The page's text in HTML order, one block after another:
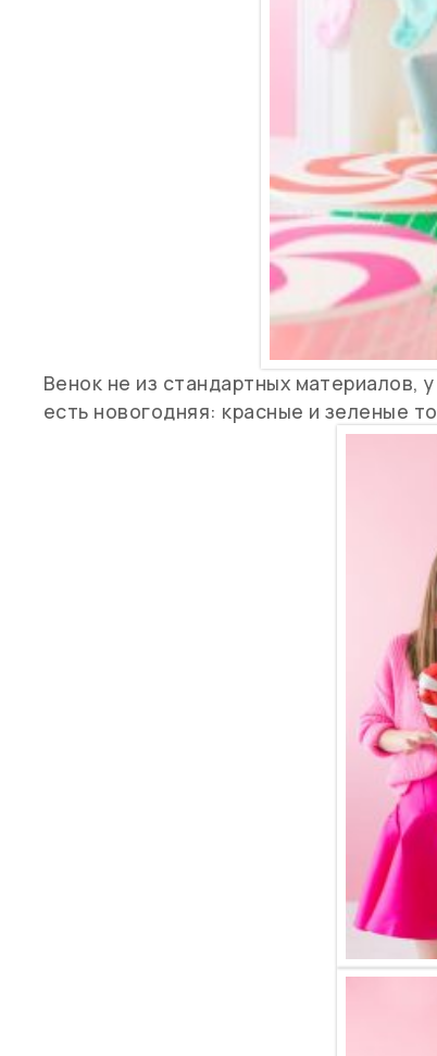
Венок не из стандартных материалов,
есть новогодняя: красные и зеленые